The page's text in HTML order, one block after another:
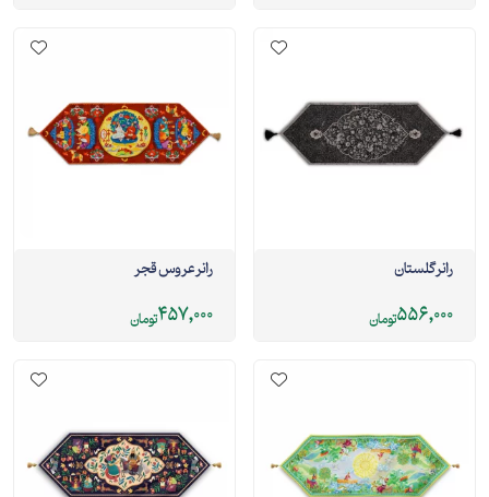
رانر گلستان
556,000تومان
رانر عروس قجر
457,000تومان